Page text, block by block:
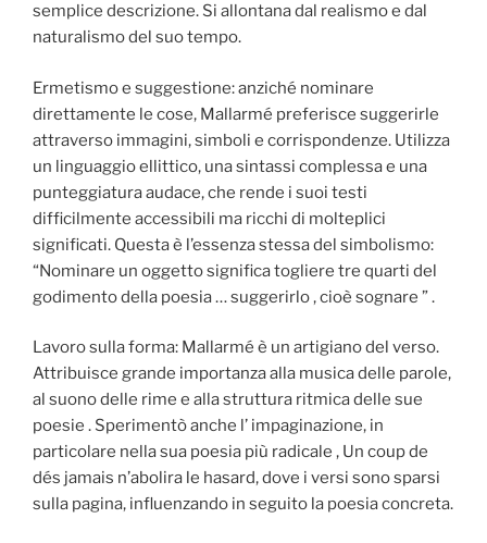
semplice descrizione. Si allontana dal realismo e dal
naturalismo del suo tempo.
Ermetismo e suggestione: anziché nominare
direttamente le cose, Mallarmé preferisce suggerirle
attraverso immagini, simboli e corrispondenze. Utilizza
un linguaggio ellittico, una sintassi complessa e una
punteggiatura audace, che rende i suoi testi
difficilmente accessibili ma ricchi di molteplici
significati. Questa è l’essenza stessa del simbolismo:
“Nominare un oggetto significa togliere tre quarti del
godimento della poesia … suggerirlo , cioè sognare ” .
Lavoro sulla forma: Mallarmé è un artigiano del verso.
Attribuisce grande importanza alla musica delle parole,
al suono delle rime e alla struttura ritmica delle sue
poesie . Sperimentò anche l’ impaginazione, in
particolare nella sua poesia più radicale , Un coup de
dés jamais n’abolira le hasard, dove i versi sono sparsi
sulla pagina, influenzando in seguito la poesia concreta.